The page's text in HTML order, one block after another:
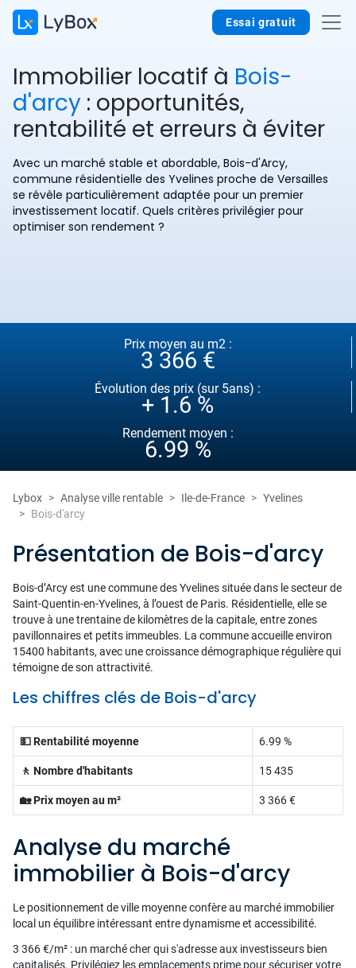
Essai gratuit
Immobilier locatif à Bois-
d'arcy : opportunités,
rentabilité et erreurs à éviter
Avec un marché stable et abordable, Bois-d'Arcy,
commune résidentielle des Yvelines proche de Versailles
se révèle particulièrement adaptée pour un premier
investissement locatif. Quels critères privilégier pour
optimiser son rendement ?
Prix moyen au m2 :
3 366 €
Évolution des prix (sur 5ans) :
+ 1.6 %
Rendement moyen :
6.99 %
Lybox Analyse ville rentable Ile-de-France
Yvelines
Bois-d'arcy
Présentation de Bois-d'arcy
Bois-d’Arcy est une commune des Yvelines située dans le secteur de
Saint-Quentin-en-Yvelines, à l’ouest de Paris. Résidentielle, elle se
trouve à une trentaine de kilomètres de la capitale, entre zones
pavillonnaires et petits immeubles. La commune accueille environ
15400 habitants, avec une croissance démographique régulière qui
témoigne de son attractivité.
Les chiffres clés de Bois-d'arcy
💵 Rentabilité moyenne 6.99 %
🚶 Nombre d'habitants 15 435
🏡 Prix moyen au m² 3 366 €
Analyse du marché
immobilier à Bois-d'arcy
Le positionnement de ville moyenne confère au marché immobilier
local un équilibre intéressant entre dynamisme et accessibilité.
3 366 €/m² : un marché cher qui s'adresse aux investisseurs bien
capitalisés. Privilégiez les emplacements prime pour sécuriser votre